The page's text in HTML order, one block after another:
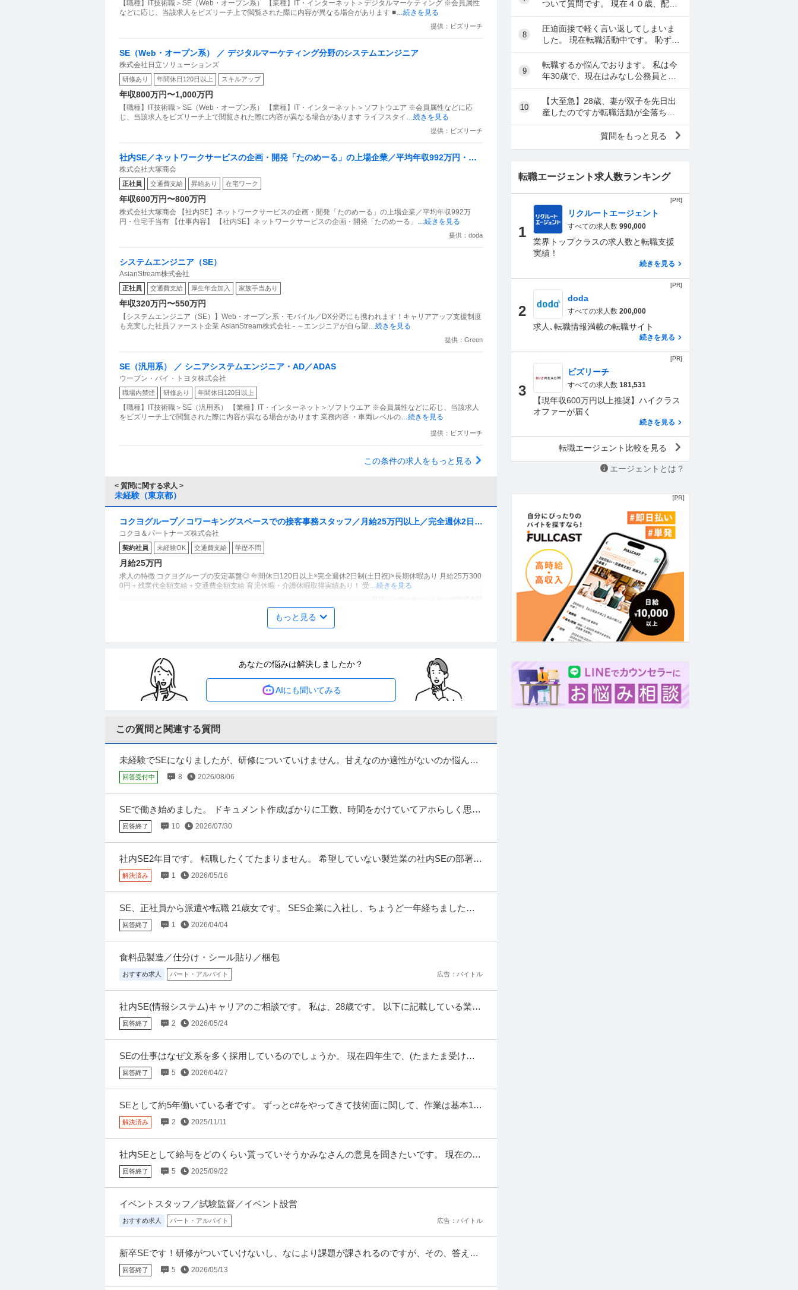
【職種】IT技術職＞SE（Web・オープン系） 【業種】IT・インターネット＞デジタルマーケティング ※会員属性
などに応じ、当該求人をビズリーチ上で閲覧された際に内容が異なる場合があります ■…続きを見る
提供：ビズリーチ
SE（Web・オープン系） ／ デジタルマーケティング分野のシステムエンジニア
株式会社日立ソリューションズ
研修あり 年間休日120日以上 スキルアップ
年収800万円〜1,000万円
【職種】IT技術職＞SE（Web・オープン系） 【業種】IT・インターネット＞ソフトウエア ※会員属性などに応
じ、当該求人をビズリーチ上で閲覧された際に内容が異なる場合があります ライフスタイ …続きを見る
提供：ビズリーチ
社内SE／ネットワークサービスの企画・開発「たのめーる」の上場企業／平均年収992万円・住
宅手当有
株式会社大塚商会
正社員 交通費支給 昇給あり 在宅ワーク
年収600万円〜800万円
株式会社大塚商会 【社内SE】ネットワークサービスの企画・開発「たのめーる」の上場企業／平均年収992万
円・住宅手当有 【仕事内容】 【社内SE】ネットワークサービスの企画・開発「たのめーる」 …続きを見る
提供：doda
システムエンジニア（SE）
AsianStream株式会社
正社員 交通費支給 厚生年金加入 家族手当あり
年収320万円〜550万円
【システムエンジニア（SE）】Web・オープン系・モバイル／DX分野にも携われます！キャリアアップ支援制度
も充実した社員ファースト企業 AsianStream株式会社 - ～エンジニアが自ら望…続きを見る
提供：Green
SE（汎用系） ／ シニアシステムエンジニア・AD／ADAS
ウーブン・バイ・トヨタ株式会社
職場内禁煙 研修あり 年間休日120日以上
【職種】IT技術職＞SE（汎用系） 【業種】IT・インターネット＞ソフトウエア ※会員属性などに応じ、当該求人
をビズリーチ上で閲覧された際に内容が異なる場合があります 業務内容 ・車両レベルの…続きを見る
提供：ビズリーチ
この条件の求人をもっと見る
< 質問に関する求人 >
未経験（東京都）
コクヨグループ／コワーキングスペースでの接客事務スタッフ／月給25万円以上／完全週休2日制
／年休120日以上／残業ほぼ0時間／未経験OK／事務／受付系求人
コクヨ＆パートナーズ株式会社
契約社員 未経験OK 交通費支給 学歴不問
月給25万円
求人の特徴 コクヨグループの安定基盤◎ 年間休日120日以上×完全週休2日制(土日祝)×長期休暇あり 月給25万300
0円＋残業代全額支給＋交通費全額支給 育児休暇・介護休暇取得実績あり！ 受…続きを見る
経理（財務会計） ／ 「池袋」経理・総務／未経験からもチャレンジ可／年休125日／土日祝休／
【職種】管理＞経理（財務会計） 【業種】メーカー＞その他 ※会員属性などに応じ、当該求人をビズリーチ上で
閲覧された際に内容が異なる場合があります ■業務内容 総務部にて、経理・総務業務を通じて
…続きを見る
提供：ビズリーチ
／年休120日以上／18期連続黒字
株式会社TFC
新着 正社員 未経験OK 学歴不問 昇給あり
年収500万円〜700万円
【職種】不動産＞不動産企画・不動産開発 【業種】不動産＞不動産仲介 ※会員属性などに応じ、当該求人をビズ
リーチ上で閲覧された際に内容が異なる場合があります 自社管理物件および、不動産管理会社か
物流企画・物流管理 ／ 「未経験者9割以上！」物流センター内の工程管理／年間休日120日／女
年収400万円〜600万円
【職種】管理＞物流企画・物流管理 【業種】IT・インターネット＞インターネットサービス ※会員属性などに応
左官工事スタッフ（未経験者用）／「入社3年で年収450万＆免許取得も会社負担」江戸川区で左
官工事スタッフ募集！
有限会社飯村左官工業
新着 正社員 未経験OK 交通費支給 学歴不問
日給1.2万円
有限会社飯村左官工業は、東京都江戸川区篠崎町に拠点を構え、昭和50年の創業以来、左官工事・特殊左官工事
を中心に、外構工事や建築工事一式まで手がけています。 ・具体的には、 マンションや公共施設…続きを見る
提供：円陣
個人営業 ／ 「未経験歓迎」リゾートクラブ会員権営業
正社員 未経験OK U・IターンOK 上場企業
【職種】営業＞個人営業 【業種】サービス＞ホテル ※会員属性などに応じ、当該求人をビズリーチ上で閲覧され
提供：ビズリーチ
臨床開発 ／ 「未経験募集」臨床開発職（CRA／CRC職）
株式会社ワールドインテック
正社員 未経験OK ミドル活躍中 ブランクOK
年収400万円〜700万円
人をビズリーチ上で閲覧された際に内容が異なる場合があります ★組織名称：R＆D事業部 臨…続きを見る
新着 正社員 未経験OK 交通費支給 学歴不問
月給42万円
【仕事内容】 新卒の未経験者でも年収1000万円可能！？トップドライバーの平均年収950万円!!未経験者の平均年
もっと見る
あなたの悩みは解決しましたか？
AIにも聞いてみる
この質問と関連する質問
未経験でSEになりましたが、研修についていけません。甘えなのか適性がないのか悩んで
います。 社会人1年目の新卒です。 未経験でIT企業に入社し、4月か...
回答受付中 8 2026/08/06
SEで働き始めました。 ドキュメント作成ばかりに工数、時間をかけていてアホらしく思え
てきました。フォーマットへの異常なこだわり。レビューの時間取るなど 本...
回答終了 10 2026/07/30
社内SE2年目です。 転職したくてたまりません。 希望していない製造業の社内SEの部署に
配属されました。（国立文系卒ENFJ） 基本的に事務所での仕事が多...
解決済み 1 2026/05/16
SE、正社員から派遣や転職 21歳女です。 SES企業に入社し、ちょうど一年経ちました。
今の会社に長く勤める気はなく、出来るだけ早く辞めて海外に数ヶ月行く予定です。
回答終了 1 2026/04/04
食料品製造／仕分け・シール貼り／梱包
おすすめ求人 パート・アルバイト 広告：バイトル
社内SE(情報システム)キャリアのご相談です。 私は、28歳です。 以下に記載している業務
内容で社内SEポジションとして事業会社から内定をいただけました(実務未経験です)
回答終了 2 2026/05/24
SEの仕事はなぜ文系を多く採用しているのでしょうか。 現在四年生で、(たまたま受けた)
ユーザー系のit企業から内定を貰いました。新卒の社員さん7割が文系だ...
回答終了 5 2026/04/27
SEとして約5年働いている者です。 ずっとc#をやってきて技術面に関して、作業は基本1人
称で対応できます 現在東京で勤務しており福岡に住みたく、転職活動しております。
解決済み 2 2025/11/11
社内SEとして給与をどのくらい貰っていそうかみなさんの意見を聞きたいです。 現在の会
社は休暇が取りやすく残業も少ないのですが、給与を現在より上を狙えるので...
回答終了 5 2025/09/22
イベントスタッフ／試験監督／イベント設営
おすすめ求人 パート・アルバイト 広告：バイトル
新卒SEです！研修がついていけないし、なにより課題が課されるのですが、その、答えに
たどり着くまであーでもないこーでもないと試行錯誤するのが嫌で、この先やって行ける
気がしません！
回答終了 5 2026/05/13
ついて質問です。 現在４０歳、配偶
者、長男（８歳）、長女（２）の４
人暮らしです。 地方公務員として勤
めているなか、昨年度...
8
圧迫面接で軽く言い返してしまいま
した。 現在転職活動中です。 恥ずか
しながら、先述の通り面接で言い返
してしまい、今後どのように対応す
べきかご教示いただきた...
9
転職するか悩んでおります。 私は今
年30歳で、現在はみなし公務員とし
て働いています。年収は約600万円で
土日祝休みです。 このまま現在の職
場で40代～50...
10
【大至急】28歳、妻が双子を先日出
産したのですが転職活動が全落ちし
ています。現在のブラック企業から
抜け出すアドバイスをください。 28
質問をもっと見る
転職エージェント求人数ランキング
[PR]
1
リクルートエージェント
すべての求人数 990,000
業界トップクラスの求人数と転職支援
実績！
続きを見る
[PR]
2
doda
すべての求人数 200,000
求人､転職情報満載の転職サイト
続きを見る
[PR]
3
ビズリーチ
すべての求人数 181,531
【現年収600万円以上推奨】ハイクラス
オファーが届く
続きを見る
転職エージェント比較を見る
エージェントとは？